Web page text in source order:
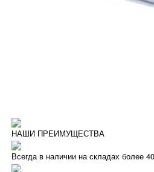
НАШИ ПРЕИМУЩЕСТВА
Всегда в наличии на складах более